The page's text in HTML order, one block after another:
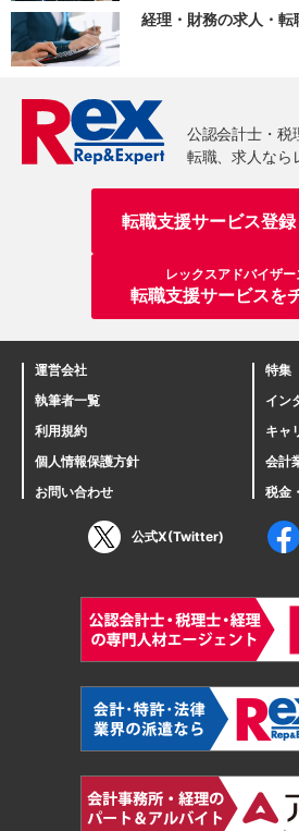
経理・財務の求人・転
転職支援サービス登録
レックスアドバイザー
転職支援サービスを
運営会社
執筆者一覧
利用規約
個人情報保護方針
お問い合わせ
特集
イン
キャ
会計
税金
公式X(Twitter)